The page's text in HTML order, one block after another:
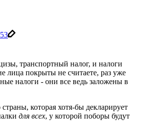
транспортный налог, и налоги
лица покрыты не считаете, раз уже
налоги - они все ведь заложены в
которая хотя-бы декларирует
для всех, у которой поборы будут